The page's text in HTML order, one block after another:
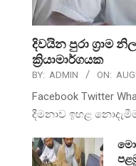
දිවයින පුරා ග්‍රාම
ක්‍රියාමාර්ගයක
BY: ADMIN ON:
Facebook Twitter
දීමනාව ඉහළ